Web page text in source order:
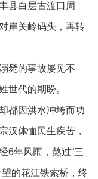
县白层古渡口周
岸关岭码头，再转
毙的事故屡见不
世代的期盼。
都因洪水冲垮而功
汉体恤民生疾苦，
6年风雨，熬过“三
的花江铁索桥，终